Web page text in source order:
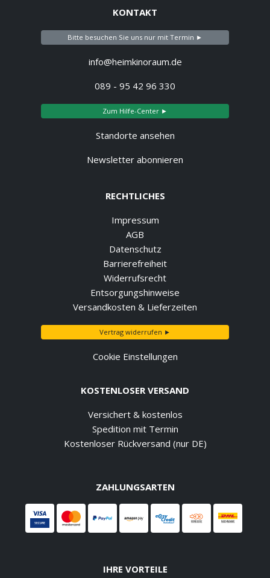
KONTAKT
Bitte besuchen Sie uns nur mit Termin ►
info@heimkinoraum.de
089 - 95 42 96 330
Zum Hilfe-Center ►
Standorte ansehen
Newsletter abonnieren
RECHTLICHES
Impressum
AGB
Datenschutz
Barrierefreiheit
Widerrufsrecht
Entsorgungshinweise
Versandkosten & Lieferzeiten
Vertrag widerrufen ►
Cookie Einstellungen
KOSTENLOSER VERSAND
Versichert & kostenlos
Spedition mit Termin
Kostenloser Rückversand (nur DE)
ZAHLUNGSARTEN
IHRE VORTEILE